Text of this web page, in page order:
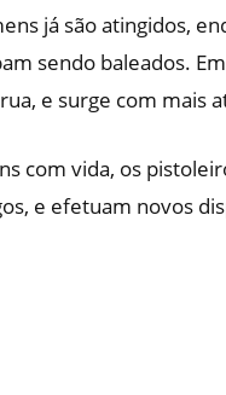
já são atingidos,
sendo baleados.
e surge com mais
com vida, os
e efetuam novos